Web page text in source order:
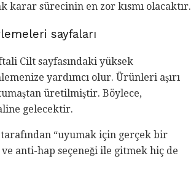
sürecinin en zor kısmı olacaktır.
sayfaları
Cilt sayfasındaki yüksek
yardımcı olur. Ürünleri aşırı
üretilmiştir. Böylece,
gelecektir.
“uyumak için gerçek bir
anti-hap seçeneği ile gitmek hiç de